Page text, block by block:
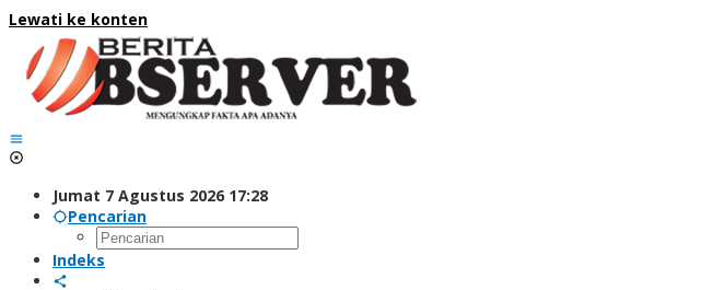
Lewati ke konten
Jumat 7 Agustus 2026 17:28
Pencarian
Indeks